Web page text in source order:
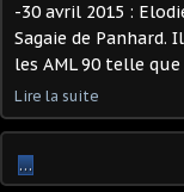
-30 avril 2015 :
Sagaie de Panhard.
les AML 90 telle
Lire la suite
…